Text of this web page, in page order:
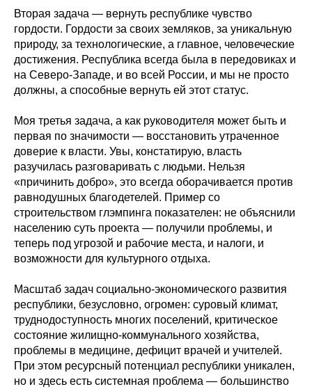
Вторая задача — вернуть республике чувство
гордости. Гордости за своих земляков, за уникальную
природу, за технологические, а главное, человеческие
достижения. Республика всегда была в передовиках и
на Северо-Западе, и во всей России, и мы не просто
должны, а способные вернуть ей этот статус.
Моя третья задача, а как руководителя может быть и
первая по значимости — восстановить утраченное
доверие к власти. Увы, констатирую, власть
разучилась разговаривать с людьми. Нельзя
«причинить добро», это всегда оборачивается против
равнодушных благодетелей. Пример со
строительством глэмпинга показателен: не объяснили
населению суть проекта — получили проблемы, и
теперь под угрозой и рабочие места, и налоги, и
возможности для культурного отдыха.
Масштаб задач социально-экономического развития
республики, безусловно, огромен: суровый климат,
труднодоступность многих поселений, критическое
состояние жилищно-коммунального хозяйства,
проблемы в медицине, дефицит врачей и учителей.
При этом ресурсный потенциал республики уникален,
но и здесь есть системная проблема — большинство